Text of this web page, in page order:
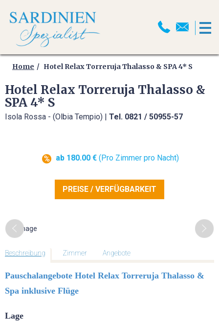
MOTORRADREISEN
MOTORRADPROGRAMM
MOTORRADTRANSPORT
2026
MOTORRADTOUREN
GOLF
Home Hotel Relax Torreruja Thalasso & SPA 4* S
Hotel Relax Torreruja Thalasso &
SPA 4* S
Isola Rossa - (Olbia Tempio) | Tel. 0821 / 50955-57
ab 180.00 € (Pro Zimmer pro Nacht)
PREISE / VERFÜGBARKEIT
Beschreibung Zimmer Angebote
Pauschalangebote Hotel Relax Torreruja Thalasso &
Spa inklusive Flüge
Lage